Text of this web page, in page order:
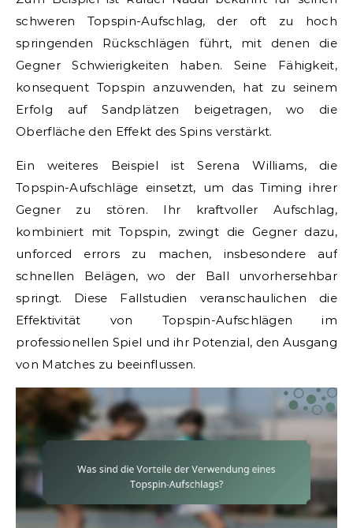
schweren Topspin-Aufschlag, der oft zu hoch
springenden Rückschlägen führt, mit denen die
Gegner Schwierigkeiten haben. Seine Fähigkeit,
konsequent Topspin anzuwenden, hat zu seinem
Erfolg auf Sandplätzen beigetragen, wo die
Oberfläche den Effekt des Spins verstärkt.
Ein weiteres Beispiel ist Serena Williams, die
Topspin-Aufschläge einsetzt, um das Timing ihrer
Gegner zu stören. Ihr kraftvoller Aufschlag,
kombiniert mit Topspin, zwingt die Gegner dazu,
unforced errors zu machen, insbesondere auf
schnellen Belägen, wo der Ball unvorhersehbar
springt. Diese Fallstudien veranschaulichen die
Effektivität von Topspin-Aufschlägen im
professionellen Spiel und ihr Potenzial, den Ausgang
von Matches zu beeinflussen.